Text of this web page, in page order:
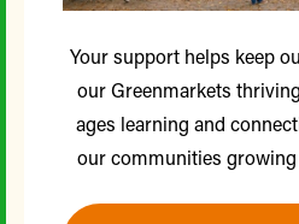
Your support helps keep
our Greenmarkets
ages learning and
our communities